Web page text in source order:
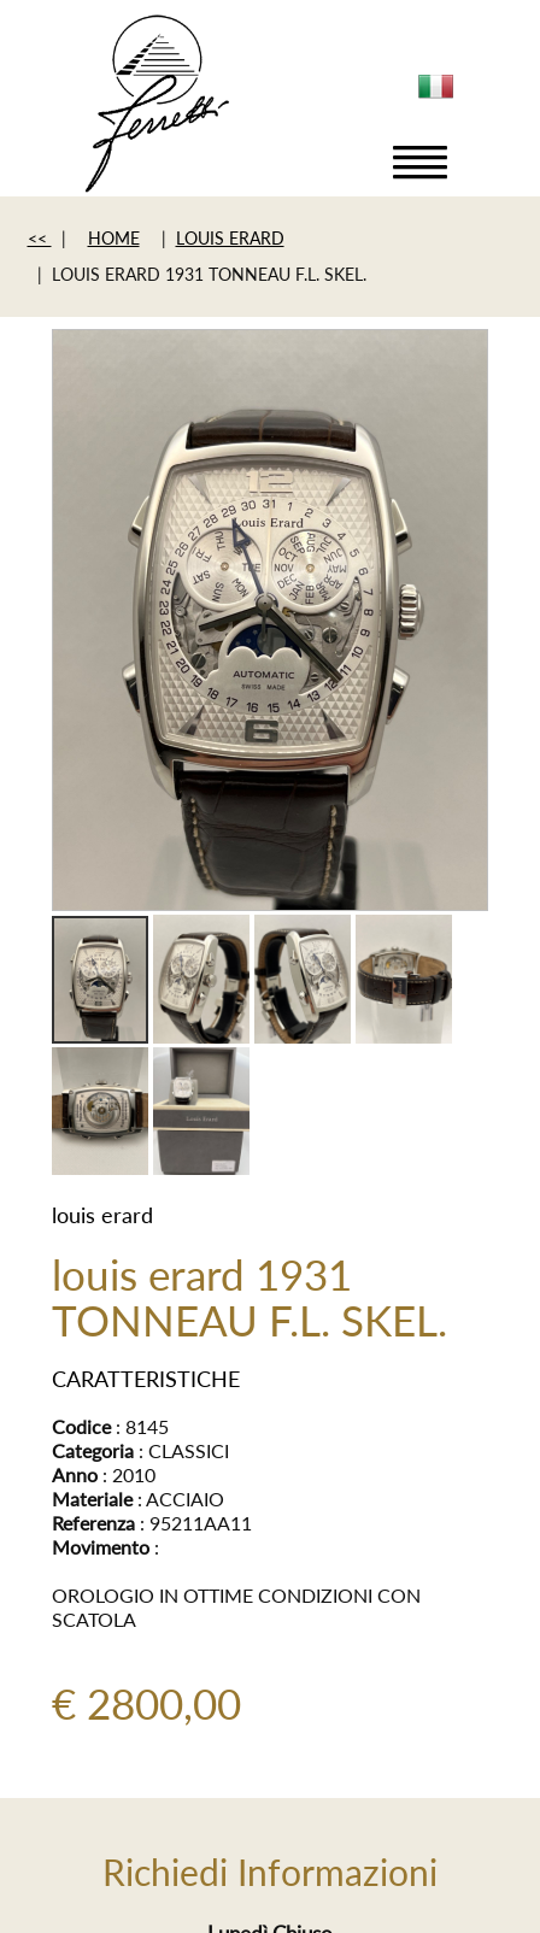
<< | HOME | LOUIS ERARD
| LOUIS ERARD 1931 TONNEAU F.L. SKEL.
louis erard
louis erard 1931
TONNEAU F.L. SKEL.
CARATTERISTICHE
Codice: 8145
Categoria: CLASSICI
Anno: 2010
Materiale: ACCIAIO
Referenza: 95211AA11
Movimento:
OROLOGIO IN OTTIME CONDIZIONI CON
SCATOLA
€ 2800,00
Richiedi Informazioni